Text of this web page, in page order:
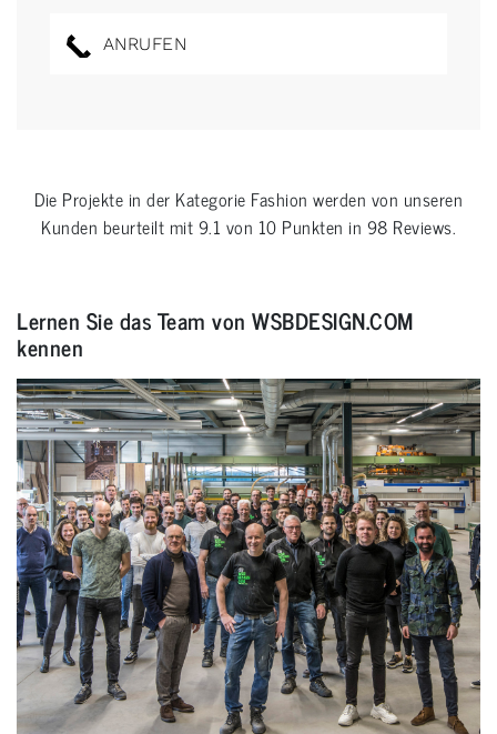
ANRUFEN
Die Projekte in der Kategorie Fashion werden von unseren
Kunden beurteilt mit9.1 von 10 Punkten in 98 Reviews.
Lernen Sie das Team von WSBDESIGN.COM
kennen